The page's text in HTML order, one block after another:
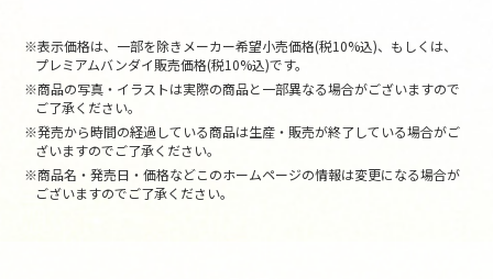
※表示価格は、一部を除きメーカー希望小売価格(税10%込)、もしくは、
プレミアムバンダイ販売価格(税10%込)です。
※商品の写真・イラストは実際の商品と一部異なる場合がございますので
ご了承ください。
※発売から時間の経過している商品は生産・販売が終了している場合がご
ざいますのでご了承ください。
※商品名・発売日・価格などこのホームページの情報は変更になる場合が
ございますのでご了承ください。